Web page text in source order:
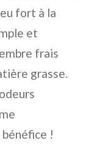
fort à la
et
frais
grasse.
!